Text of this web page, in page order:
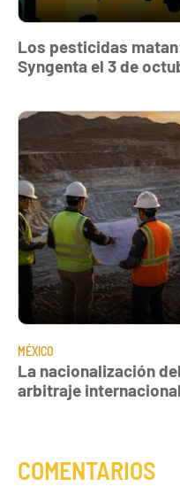
Los pesticidas
Syngenta el 3 de
MÉXICO
La nacionalización
arbitraje
COMENTARIOS